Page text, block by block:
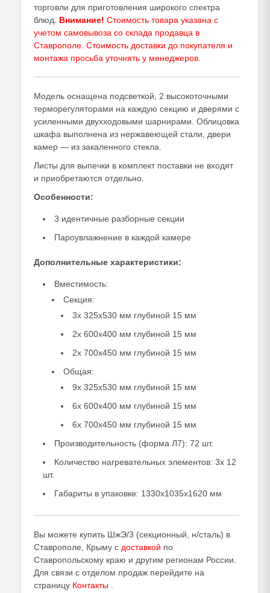
торговли для приготовления широкого спектра
блюд.
Внимание! Стоимость товара указана с
учетом самовывоза со склада продавца в
Ставрополе. Стоимость доставки до покупателя и
монтажа просьба уточнять у менеджеров
Модель оснащена подсветкой, 2 высокоточными
терморегуляторами на каждую секцию и дверями с
усиленными двухходовыми шарнирами. Облицовка
шкафа выполнена из нержавеющей стали, двери
камер — из закаленного стекла.
Листы для выпечки в комплект поставки не входят
и приобретаются отдельно.
Особенности:
3 идентичные разборные секции
Пароувлажнение в каждой камере
Дополнительные характеристики:
Вместимость:
Секция:
3х 325х530 мм глубиной 15 мм
2х 600х400 мм глубиной 15 мм
2х 700х450 мм глубиной 15 мм
Общая:
9х 325х530 мм глубиной 15 мм
6х 600х400 мм глубиной 15 мм
6х 700х450 мм глубиной 15 мм
Производительность (форма Л7): 72 шт.
Количество нагревательных элементов: 3х 12​
шт.
Габариты в упаковке: 1330х1035х1620 мм
Вы можете купить ШжЭ/3 (секционный, н/сталь) в
Ставрополе, Крыму с доставкой по
Ставропольскому краю и другим регионам России.
Для связи с отделом продаж перейдите на
страницу Контакты